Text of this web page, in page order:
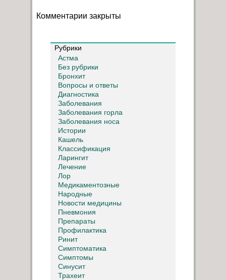
Комментарии закрыты
Рубрики
Астма
Без рубрики
Бронхит
Вопросы и ответы
Диагностика
Заболевания
Заболевания горла
Заболевания носа
Истории
Кашель
Классификация
Ларингит
Лечение
Лор
Медикаментозные
Народные
Новости медицины
Пневмония
Препараты
Профилактика
Ринит
Симптоматика
Симптомы
Синусит
Трахеит